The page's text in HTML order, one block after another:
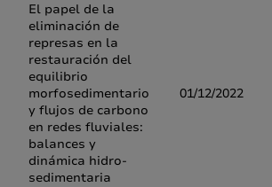
El papel de la
eliminación de
represas en la
restauración del
equilibrio
morfosedimentario
y flujos de carbono
en redes fluviales:
balances y
dinámica hidro-
sedimentaria
01/12/2022